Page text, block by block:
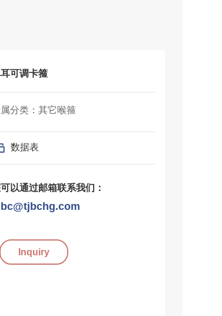
可调卡箍
分类：其它喉箍
数据表
以通过邮箱联系我们：
Inquiry